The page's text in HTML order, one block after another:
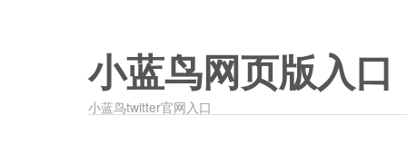
小蓝鸟网页版入口
小蓝鸟twitter官网入口